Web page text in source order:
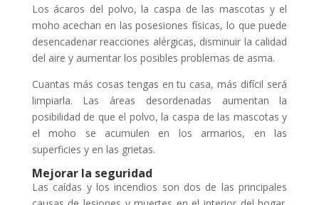
Los ácaros del polvo, la caspa de las mascotas y el
moho acechan en las posesiones físicas, lo que puede
desencadenar reacciones alérgicas, disminuir la calidad
del aire y aumentar los posibles problemas de asma.
Cuantas más cosas tengas en tu casa, más difícil será
limpiarla. Las áreas desordenadas aumentan la
posibilidad de que el polvo, la caspa de las mascotas y
el moho se acumulen en los armarios, en las
superficies y en las grietas.
Mejorar la seguridad
Las caídas y los incendios son dos de las principales